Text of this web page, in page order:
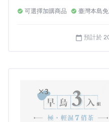
● 此商品為（群眾集資）型
週，因此我們保守的將出
品有預先生產完成，那我們
進行出貨。
※平均１袋只要＄610元
（免運）錯過就回不來了！
歡迎先聊聊確認。
可選擇加購商品 臺灣本島
calendar_today 預計於